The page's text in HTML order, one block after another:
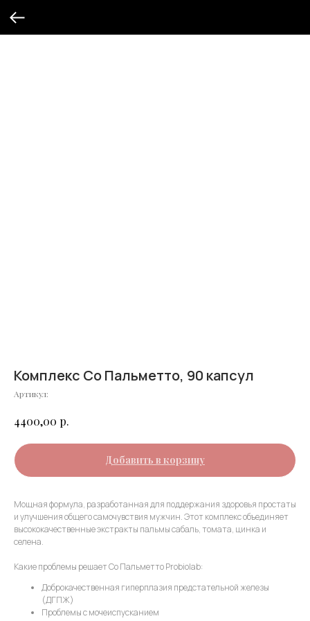
Комплекс Со Пальметто, 90 капсул
Артикул:
4400,00 р.
Добавить в корзину
Мощная формула, разработанная для поддержания здоровья простаты
и улучшения общего самочувствия мужчин. Этот комплекс объединяет
высококачественные экстракты пальмы сабаль, томата, цинка и
селена.
Какие проблемы решает Со Пальметто Probiolab:
Доброкачественная гиперплазия предстательной железы
(ДГПЖ)
Проблемы с мочеиспусканием